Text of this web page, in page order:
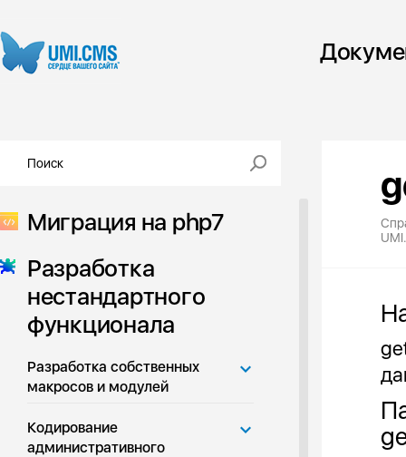
Миграция на php7
Разработка
нестандартного
функционала
Разработка собственных
макросов и модулей
Кодирование
административного